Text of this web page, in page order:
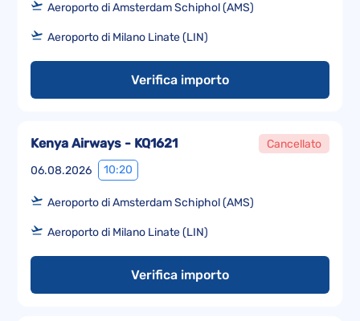
Aeroporto di Amsterdam Schiphol (AMS)
Aeroporto di Milano Linate (LIN)
Verifica importo
06.08.2026 10:20
Kenya Airways - KQ1621 Cancellato
Aeroporto di Amsterdam Schiphol (AMS)
Aeroporto di Milano Linate (LIN)
Verifica importo